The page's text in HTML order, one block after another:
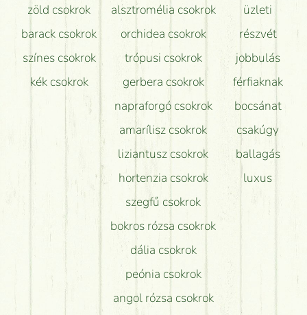
zöld csokrok
barack csokrok
színes csokrok
kék csokrok
alsztromélia csokrok
orchidea csokrok
trópusi csokrok
gerbera csokrok
napraforgó csokrok
amarílisz csokrok
liziantusz csokrok
hortenzia csokrok
szegfű csokrok
bokros rózsa csokrok
dália csokrok
peónia csokrok
angol rózsa csokrok
üzleti
részvét
jobbulás
férfiaknak
bocsánat
csakúgy
ballagás
luxus